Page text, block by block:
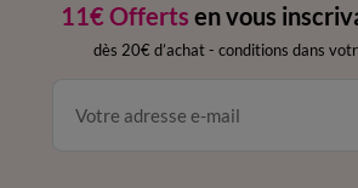
11€ Offerts en vous
dès 20€ d’achat - conditions dans